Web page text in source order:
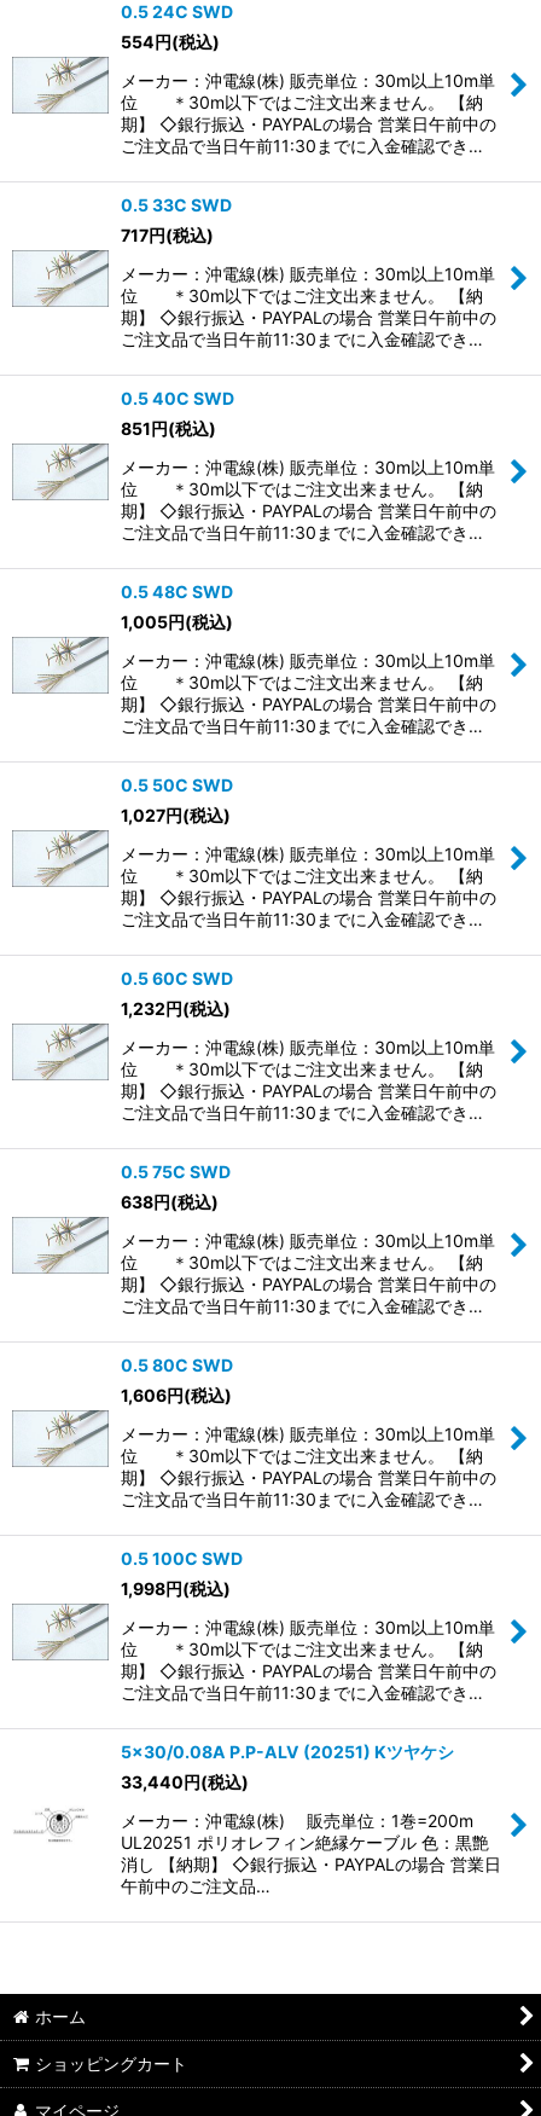
0.5 24C SWD
554円(税込)
メーカー：沖電線(株) 販売単位：30m以上10m単
位 ＊30m以下ではご注文出来ません。 【納
期】 ◇銀行振込・PAYPALの場合 営業日午前中の
ご注文品で当日午前11:30までに入金確認でき…
0.5 33C SWD
717円(税込)
メーカー：沖電線(株) 販売単位：30m以上10m単
位 ＊30m以下ではご注文出来ません。 【納
期】 ◇銀行振込・PAYPALの場合 営業日午前中の
ご注文品で当日午前11:30までに入金確認でき…
0.5 40C SWD
851円(税込)
メーカー：沖電線(株) 販売単位：30m以上10m単
位 ＊30m以下ではご注文出来ません。 【納
期】 ◇銀行振込・PAYPALの場合 営業日午前中の
ご注文品で当日午前11:30までに入金確認でき…
0.5 48C SWD
1,005円(税込)
メーカー：沖電線(株) 販売単位：30m以上10m単
位 ＊30m以下ではご注文出来ません。 【納
期】 ◇銀行振込・PAYPALの場合 営業日午前中の
ご注文品で当日午前11:30までに入金確認でき…
0.5 50C SWD
1,027円(税込)
メーカー：沖電線(株) 販売単位：30m以上10m単
位 ＊30m以下ではご注文出来ません。 【納
期】 ◇銀行振込・PAYPALの場合 営業日午前中の
ご注文品で当日午前11:30までに入金確認でき…
0.5 60C SWD
1,232円(税込)
メーカー：沖電線(株) 販売単位：30m以上10m単
位 ＊30m以下ではご注文出来ません。 【納
期】 ◇銀行振込・PAYPALの場合 営業日午前中の
ご注文品で当日午前11:30までに入金確認でき…
0.5 75C SWD
638円(税込)
メーカー：沖電線(株) 販売単位：30m以上10m単
位 ＊30m以下ではご注文出来ません。 【納
期】 ◇銀行振込・PAYPALの場合 営業日午前中の
ご注文品で当日午前11:30までに入金確認でき…
0.5 80C SWD
1,606円(税込)
メーカー：沖電線(株) 販売単位：30m以上10m単
位 ＊30m以下ではご注文出来ません。 【納
期】 ◇銀行振込・PAYPALの場合 営業日午前中の
ご注文品で当日午前11:30までに入金確認でき…
0.5 100C SWD
1,998円(税込)
メーカー：沖電線(株) 販売単位：30m以上10m単
位 ＊30m以下ではご注文出来ません。 【納
期】 ◇銀行振込・PAYPALの場合 営業日午前中の
ご注文品で当日午前11:30までに入金確認でき…
5×30/0.08A P.P-ALV (20251) Kツヤケシ
33,440円(税込)
メーカー：沖電線(株) 販売単位：1巻=200m
UL20251 ポリオレフィン絶縁ケーブル 色：黒艶
消し 【納期】 ◇銀行振込・PAYPALの場合 営業日
午前中のご注文品…
ホーム
ショッピングカート
マイページ